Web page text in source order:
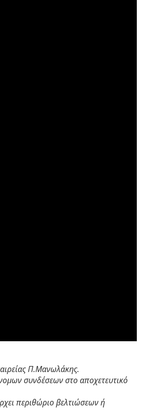
Π.Μανωλάκης.
συνδέσεων στο αποχετευτικό
περιθώριο βελτιώσεων ή